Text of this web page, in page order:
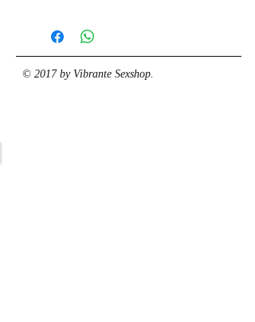
© 2017 by Vibrante Sexshop.